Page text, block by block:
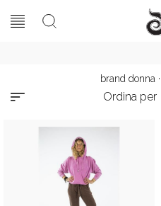
brand donna ·
Ordina per